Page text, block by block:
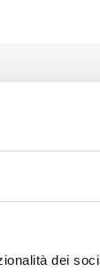
dei
Miracle
in tutte